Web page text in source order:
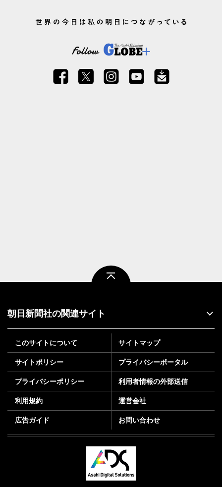
朝日新聞社の関連サイト
このサイトについて サイトマップ
サイトポリシー プライバシーポータル
プライバシーポリシー 利用者情報の外部送信
利用規約 運営会社
広告ガイド お問い合わせ